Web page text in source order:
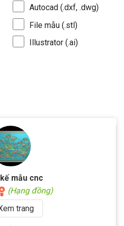
Autocad (.dxf, .dwg)
File mẫu (.stl)
Illustrator (.ai)
mẫu cnc
(Hạng đồng)
trang